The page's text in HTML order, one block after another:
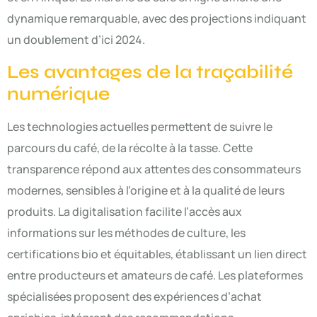
dynamique remarquable, avec des projections indiquant
un doublement d’ici 2024.
Les avantages de la traçabilité
numérique
Les technologies actuelles permettent de suivre le
parcours du café, de la récolte à la tasse. Cette
transparence répond aux attentes des consommateurs
modernes, sensibles à l’origine et à la qualité de leurs
produits. La digitalisation facilite l’accès aux
informations sur les méthodes de culture, les
certifications bio et équitables, établissant un lien direct
entre producteurs et amateurs de café. Les plateformes
spécialisées proposent des expériences d’achat